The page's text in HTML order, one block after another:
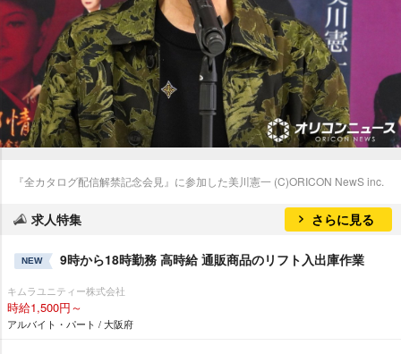
『全カタログ配信解禁記念会見』に参加した美川憲一 (C)ORICON NewS inc.
求人特集 さらに見る
NEW 9時から18時勤務 高時給 通販商品のリフト入出庫作業
キムラユニティー株式会社
時給1,500円～
アルバイト・パート / 大阪府